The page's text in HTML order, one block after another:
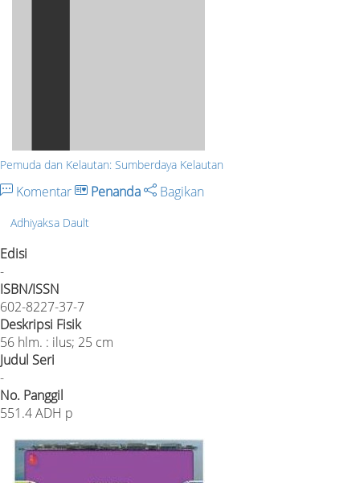
Pemuda dan Kelautan: Sumberdaya Kelautan
Komentar Penanda Bagikan
Adhiyaksa Dault
Edisi
-
ISBN/ISSN
602-8227-37-7
Deskripsi Fisik
56 hlm. : ilus; 25 cm
Judul Seri
-
No. Panggil
551.4 ADH p